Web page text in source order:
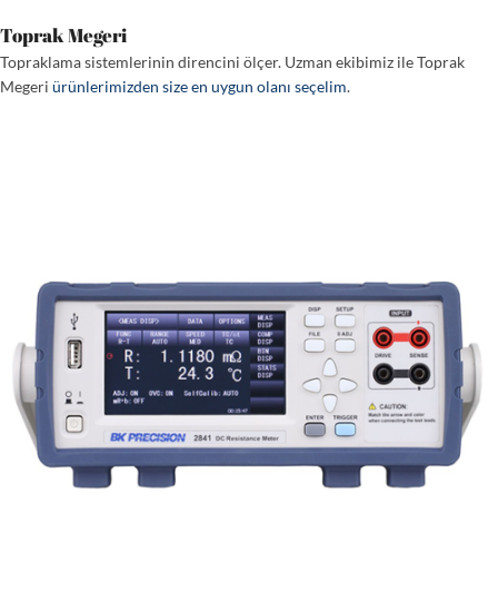
Toprak Megeri
Topraklama sistemlerinin direncini ölçer. Uzman ekibimiz ile Toprak
Megeri ürünlerimizden size en uygun olanı seçelim.